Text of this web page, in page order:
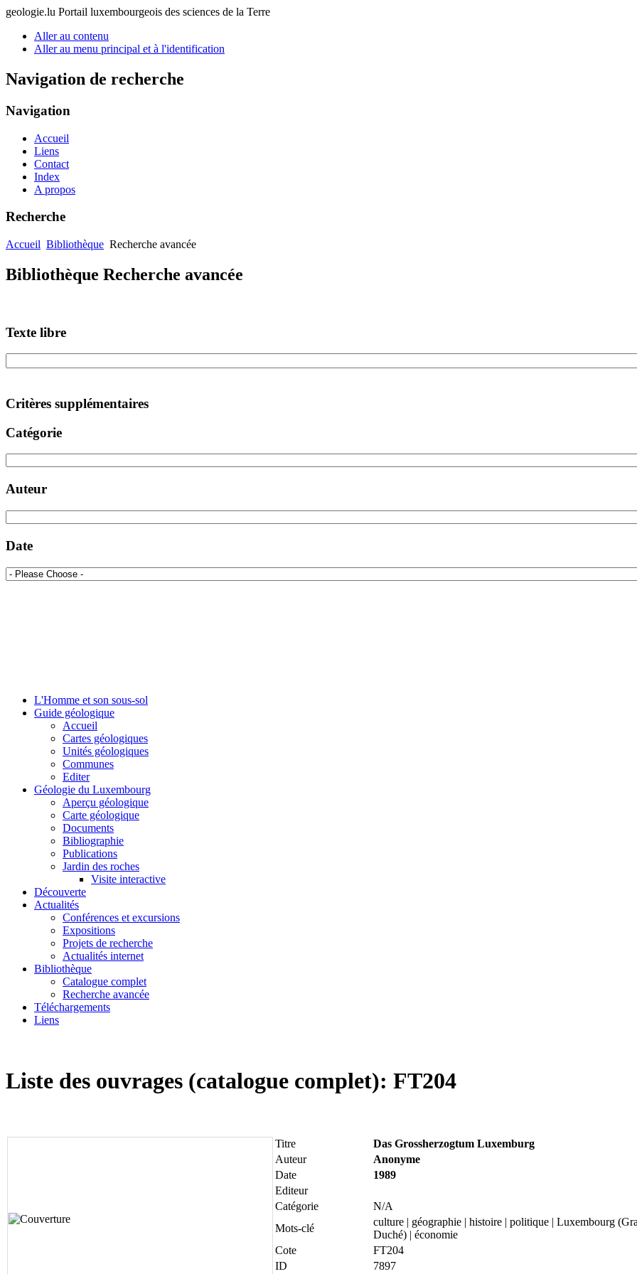
geologie.lu Portail luxembourgeois des sciences de la Terre
Aller au contenu
Aller au menu principal et à l'identification
Navigation de recherche
Navigation
Accueil
Liens
Contact
Index
A propos
Recherche
Accueil Bibliothèque Recherche avancée
Bibliothèque Recherche avancée
Texte libre
Critères supplémentaires
Catégorie
Auteur
Date
L'Homme et son sous-sol
Guide géologique
Accueil
Cartes géologiques
Unités géologiques
Communes
Editer
Géologie du Luxembourg
Aperçu géologique
Carte géologique
Documents
Bibliographie
Publications
Jardin des roches
Visite interactive
Découverte
Actualités
Conférences et excursions
Expositions
Projets de recherche
Actualités internet
Bibliothèque
Catalogue complet
Recherche avancée
Téléchargements
Liens
Liste des ouvrages (catalogue complet): FT204
Titre
Das Grossherzogtum Luxemburg
Auteur
Anonyme
Date
1989
Editeur
Catégorie
N/A
Mots-clé
culture | géographie | histoire | politique | Luxembourg
Duché) | économie
Cote
FT204
ID
7897